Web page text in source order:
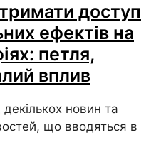
доступ
ефектів на
петля,
вплив
новин та
що вводяться в